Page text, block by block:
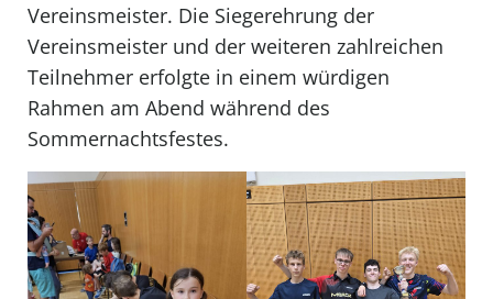
Vereinsmeister. Die Siegerehrung der
Vereinsmeister und der weiteren zahlreichen
Teilnehmer erfolgte in einem würdigen
Rahmen am Abend während des
Sommernachtsfestes.